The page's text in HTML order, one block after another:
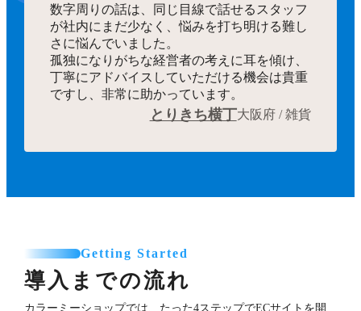
数字周りの話は、同じ目線で話せるスタッフ
が社内にまだ少なく、悩みを打ち明ける難し
さに悩んでいました。
孤独になりがちな経営者の考えに耳を傾け、
丁寧にアドバイスしていただける機会は貴重
ですし、非常に助かっています。
とりきち横丁大阪府 / 雑貨
Getting Started
導入までの流れ
カラーミーショップでは、たった4ステップでECサイトを開